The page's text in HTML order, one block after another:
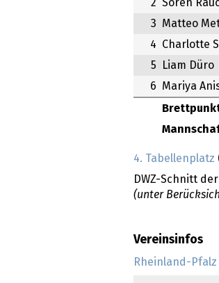
2 Sören
3
Matteo
4
Charlotte
5
Liam Düro
6
Mariya
4. Tabellenplatz
DWZ-Schnitt
(unter
Vereinsinfos
Rheinland-Pfalz